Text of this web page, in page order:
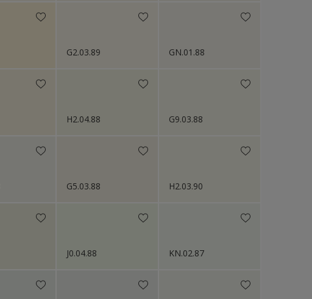
G2.03.89 GN.01.88
H2.04.88 G9.03.88
G5.03.88 H2.03.90
J0.04.88 KN.02.87